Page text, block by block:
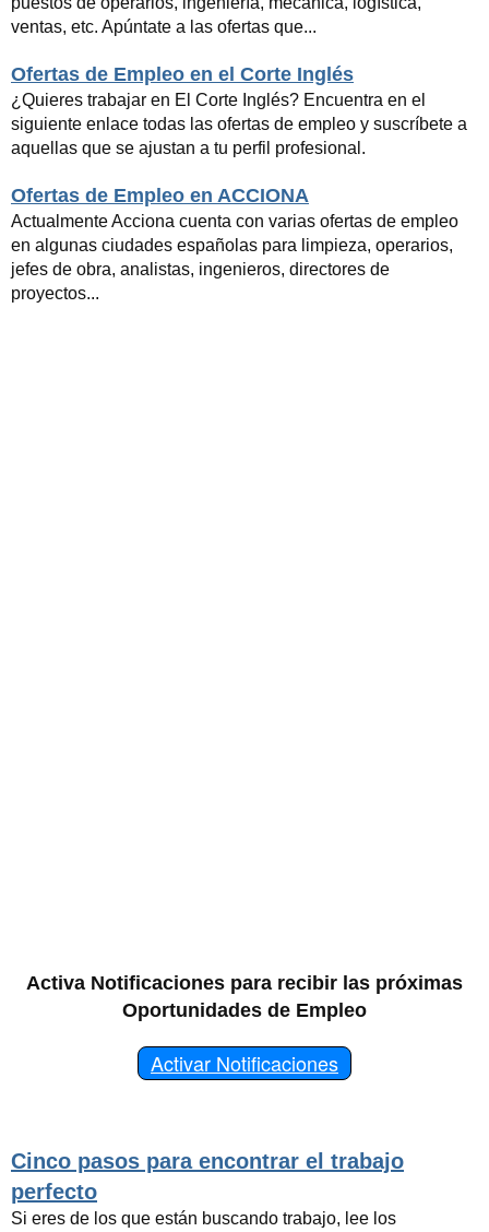
ventas, etc. Apúntate a las ofertas que...
Ofertas de Empleo en el Corte Inglés
¿Quieres trabajar en El Corte Inglés? Encuentra en el
siguiente enlace todas las ofertas de empleo y suscríbete a
aquellas que se ajustan a tu perfil profesional.
Ofertas de Empleo en ACCIONA
Actualmente Acciona cuenta con varias ofertas de empleo
en algunas ciudades españolas para limpieza, operarios,
jefes de obra, analistas, ingenieros, directores de
proyectos...
Activa Notificaciones para recibir las próximas
Oportunidades de Empleo
Activar Notificaciones
Cinco pasos para encontrar el trabajo
perfecto
Si eres de los que están buscando trabajo, lee los